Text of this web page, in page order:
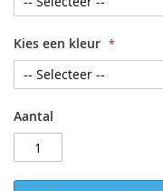
Kies een kleur
Aantal